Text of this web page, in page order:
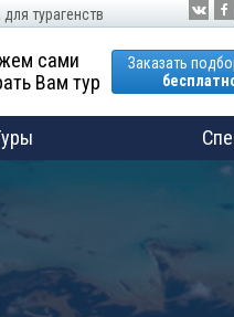
турагенств
сами
Вам тур
Заказать